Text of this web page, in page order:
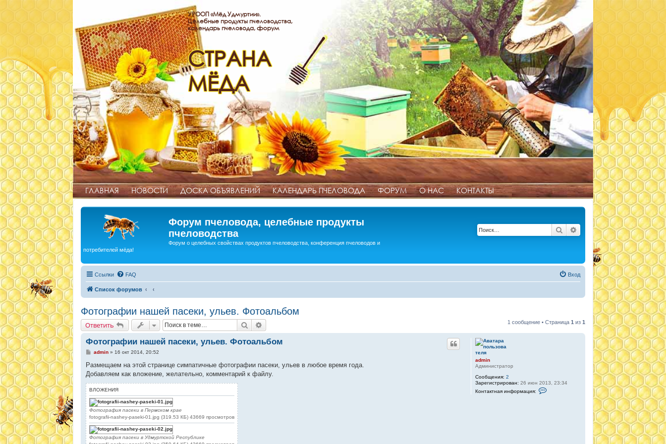
УРООП «Мёд Удмуртии».
Целебные продукты пчеловодства,
календарь пчеловода, форум
СТРАНА
МЁДА
ГЛАВНАЯ НОВОСТИ ДОСКА ОБЪЯВЛЕНИЙ КАЛЕНДАРЬ ПЧЕЛОВОДА ФОРУМ О НАС КОНТАКТЫ
Форум пчеловода, целебные продукты
пчеловодства
Форум о целебных свойствах продуктов пчеловодства, конференция пчеловодов и
потребителей мёда!
Поиск Расширенный поиск
Ссылки FAQ Вход
Список форумов
Фотографии нашей пасеки, ульев. Фотоальбом
Ответить Поиск 1 сообщение • Страница 1 из 1
admin
Администратор
Сообщения: 2
Зарегистрирован: 26 июн 2013, 23:34
Контактная информация:
Фотографии нашей пасеки, ульев. Фотоальбом
С
о
щ
н
и
е
admin» 16 окт 2014, 20:52
Размещаем на этой странице симпатичные фотографии пасеки, ульев в любое время года.
Добавляем как вложение, желательно, комментарий к файлу.
ВЛОЖЕНИЯ
Фотография пасеки в Пермском крае
fotografii-nashey-paseki-01.jpg (319.53 КБ) 43669 просмотров
Фотография пасеки в Удмуртской Республике